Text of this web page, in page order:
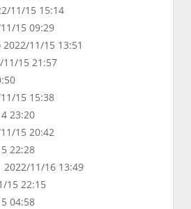
11/15 15:14
15 09:29
2022/11/15 13:51
11/15 21:57
15 15:38
23:20
15 20:42
22:28
2022/11/16 13:49
15 22:15
04:58